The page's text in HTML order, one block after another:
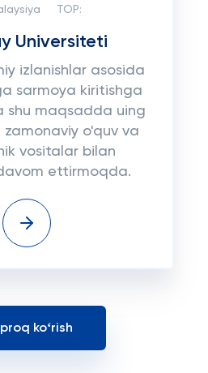
TOP:
Universiteti
izlanishlar asosida
sarmoya kiritishga
shu maqsadda uing
zamonaviy o'quv va
vositalar bilan
ettirmoqda.
koʻrish